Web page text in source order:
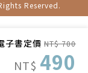
子書定價 NT$ 700
NT$ 490
Reserved.